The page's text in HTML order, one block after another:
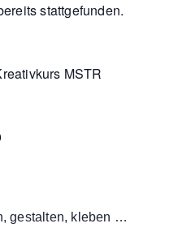
stattgefunden.
MSTR
gestalten, kleben …